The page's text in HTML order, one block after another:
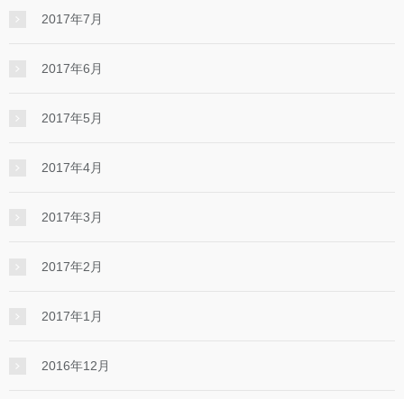
2017年7月
2017年6月
2017年5月
2017年4月
2017年3月
2017年2月
2017年1月
2016年12月